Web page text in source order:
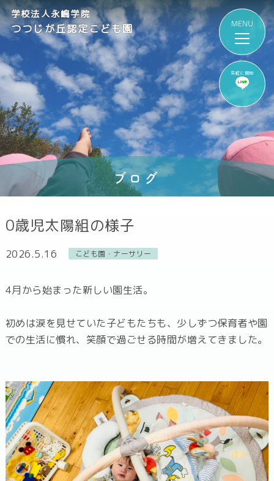
気軽に質問
学校法人永嶋学院
つつじが丘認定こども園
ブログ
0歳児太陽組の様子
2026.5.16 こども園・ナーサリー
4月から始まった新しい園生活。
初めは涙を見せていた子どもたちも、少しずつ保育者や園
での生活に慣れ、笑顔で過ごせる時間が増えてきました。